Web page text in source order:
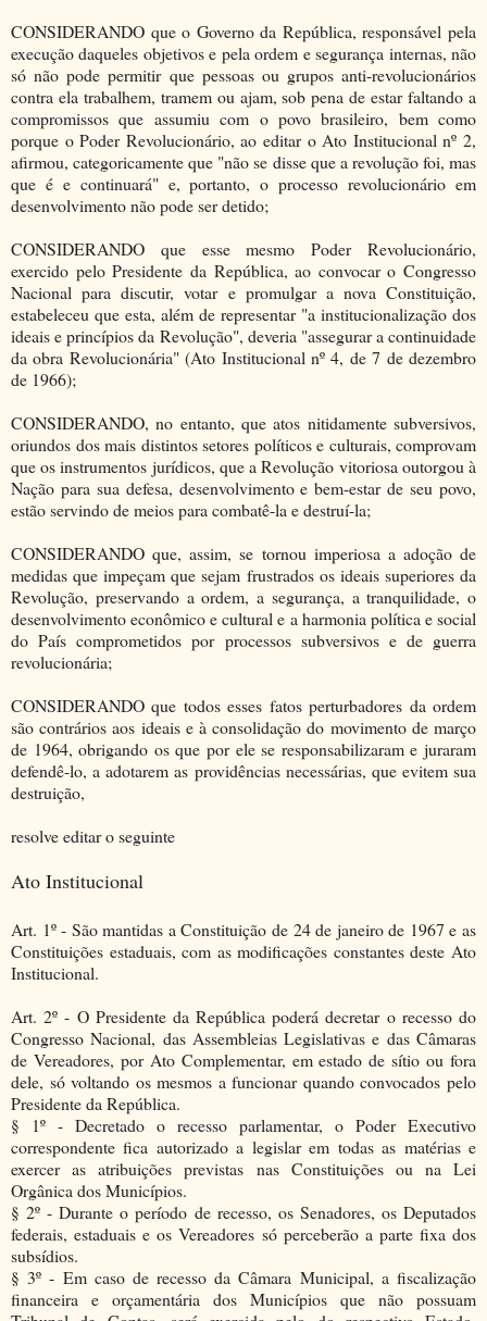
CONSIDERANDO que o Governo da República, responsável pela
execução daqueles objetivos e pela ordem e segurança internas, não
só não pode permitir que pessoas ou grupos anti-revolucionários
contra ela trabalhem, tramem ou ajam, sob pena de estar faltando a
compromissos que assumiu com o povo brasileiro, bem como
porque o Poder Revolucionário, ao editar o Ato Institucional nº 2,
afirmou, categoricamente que "não se disse que a revolução foi, mas
que é e continuará" e, portanto, o processo revolucionário em
desenvolvimento não pode ser detido;
CONSIDERANDO que esse mesmo Poder Revolucionário,
exercido pelo Presidente da República, ao convocar o Congresso
Nacional para discutir, votar e promulgar a nova Constituição,
estabeleceu que esta, além de representar "a institucionalização dos
ideais e princípios da Revolução", deveria "assegurar a continuidade
da obra Revolucionária" (Ato Institucional nº 4, de 7 de dezembro
de 1966);
CONSIDERANDO, no entanto, que atos nitidamente subversivos,
oriundos dos mais distintos setores políticos e culturais, comprovam
que os instrumentos jurídicos, que a Revolução vitoriosa outorgou à
Nação para sua defesa, desenvolvimento e bem-estar de seu povo,
estão servindo de meios para combatê-la e destruí-la;
CONSIDERANDO que, assim, se tornou imperiosa a adoção de
medidas que impeçam que sejam frustrados os ideais superiores da
Revolução, preservando a ordem, a segurança, a tranquilidade, o
desenvolvimento econômico e cultural e a harmonia política e social
do País comprometidos por processos subversivos e de guerra
revolucionária;
CONSIDERANDO que todos esses fatos perturbadores da ordem
são contrários aos ideais e à consolidação do movimento de março
de 1964, obrigando os que por ele se responsabilizaram e juraram
defendê-lo, a adotarem as providências necessárias, que evitem sua
destruição,
resolve editar o seguinte
Ato Institucional
Art. 1º - São mantidas a Constituição de 24 de janeiro de 1967 e as
Constituições estaduais, com as modificações constantes deste Ato
Institucional.
Art. 2º - O Presidente da República poderá decretar o recesso do
Congresso Nacional, das Assembleias Legislativas e das Câmaras
de Vereadores, por Ato Complementar, em estado de sítio ou fora
dele, só voltando os mesmos a funcionar quando convocados pelo
Presidente da República.
§ 1º - Decretado o recesso parlamentar, o Poder Executivo
correspondente fica autorizado a legislar em todas as matérias e
exercer as atribuições previstas nas Constituições ou na Lei
Orgânica dos Municípios.
§ 2º - Durante o período de recesso, os Senadores, os Deputados
federais, estaduais e os Vereadores só perceberão a parte fixa dos
subsídios.
§ 3º - Em caso de recesso da Câmara Municipal, a fiscalização
financeira e orçamentária dos Municípios que não possuam